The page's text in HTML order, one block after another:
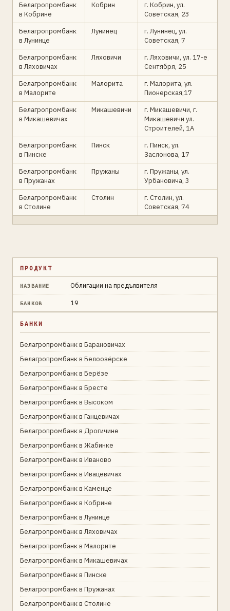
Белагропромбанк
в Кобрине
Кобрин
г. Кобрин, ул.
Советская, 23
Белагропромбанк
в Лунинце
Лунинец
г. Лунинец, ул.
Советская, 7
Белагропромбанк
в Ляховичах
Ляховичи
г. Ляховичи, ул. 17-е
Сентября, 25
Белагропромбанк
в Малорите
Малорита
г. Малорита, ул.
Пионерская,17
Белагропромбанк
в Микашевичах
Микашевичи
г. Микашевичи, г.
Микашевичи ул.
Строителей, 1А
Белагропромбанк
в Пинске
Пинск
г. Пинск, ул.
Заслонова, 17
Белагропромбанк
в Пружанах
Пружаны
г. Пружаны, ул.
Урбановича, 3
Белагропромбанк
в Столине
Столин
г. Столин, ул.
Советская, 74
ПРОДУКТ
НАЗВАНИЕ Облигации на предъявителя
БАНКОВ 19
БАНКИ
Белагропромбанк в Барановичах
Белагропромбанк в Белоозёрске
Белагропромбанк в Берёзе
Белагропромбанк в Бресте
Белагропромбанк в Высоком
Белагропромбанк в Ганцевичах
Белагропромбанк в Дрогичине
Белагропромбанк в Жабинке
Белагропромбанк в Иваново
Белагропромбанк в Ивацевичах
Белагропромбанк в Каменце
Белагропромбанк в Кобрине
Белагропромбанк в Лунинце
Белагропромбанк в Ляховичах
Белагропромбанк в Малорите
Белагропромбанк в Микашевичах
Белагропромбанк в Пинске
Белагропромбанк в Пружанах
Белагропромбанк в Столине